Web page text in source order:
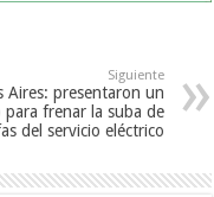
Siguiente
Aires: presentaron un
para frenar la suba de
del servicio eléctrico